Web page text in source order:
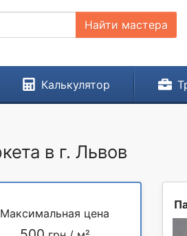
Найти мастера
Калькулятор
в г. Львов
Максимальная цена